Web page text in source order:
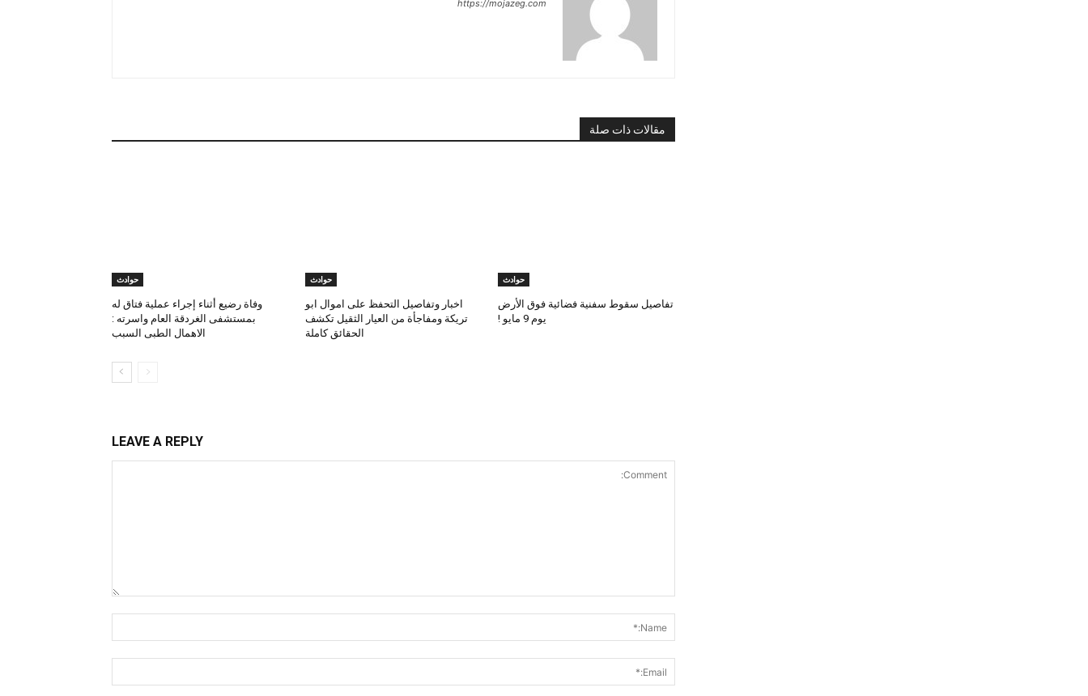
https://mojazeg.com
مقالات ذات صلة
حوادث
تفاصيل سقوط سفنية فضائية فوق الأرض
يوم 9 مايو !
حوادث
اخبار وتفاصيل التحفظ على اموال ابو
تريكة ومفاجأة من العيار الثقيل تكشف
الحقائق كاملة
حوادث
وفاة رضيع أثناء إجراء عملية فتاق له
بمستشفى الغردقة العام واسرته :
الاهمال الطبى السبب
LEAVE A REPLY